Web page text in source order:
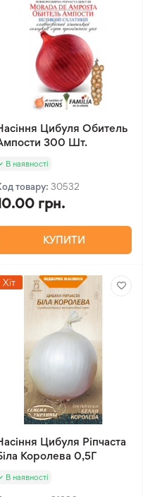
Цибуля Обитель
300 Шт.
В наявності
товару: 30532
грн.
КУПИТИ
Хіт
Цибуля Ріпчаста
Королева 0,5Г
В наявності